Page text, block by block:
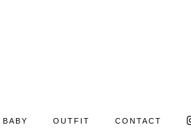
BABY OUTFIT CONTACT